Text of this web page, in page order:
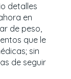
detalles
en
de peso,
que le
sin
de seguir